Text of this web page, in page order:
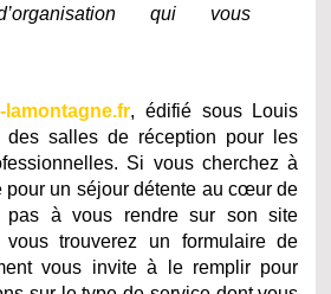
qui vous
lamontagne.fr, édifié sous Louis
des salles de réception pour les
Si vous cherchez à
pour un séjour détente au cœur de
pas à vous rendre sur son site
trouverez un formulaire de
vous invite à le remplir pour